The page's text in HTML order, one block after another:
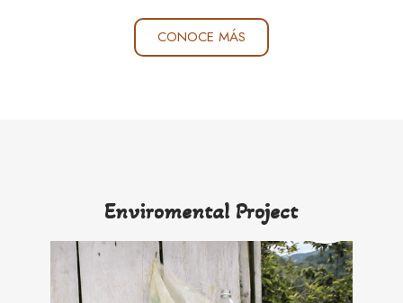
CONOCE MÁS
Enviromental Project